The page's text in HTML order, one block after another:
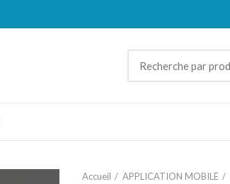
Accueil
APPLICATION MOBILE